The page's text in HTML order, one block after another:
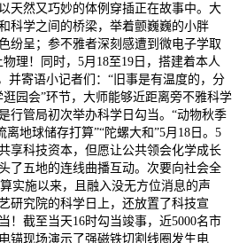
天然又巧妙的体例穿插正在故事中。大
科学之间的桥梁，举着颤巍巍的小胖
纷呈；参不雅者深刻感遭到微电子学取
理！同时，5月18至19日，搭建着本人
并寄语小记者们：“旧事是有温度的，分
园会”环节，大师能够近距离旁不雅科学
行管局初次举办科学日勾当。“动物秋季
离地球储存打算”“陀螺大和”5月18日。5
享科技资本，但愿让公共领会化学成长
了五地的连线曲播互动。次要向社会全
实施以来，且融入没无方位消息的声
研究院的科学日上，还放置了科技宣
！截至当天16时勾当竣事，近5000名市
锚现场演示了强磁铁切割线圈发生电